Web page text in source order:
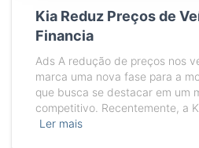
Kia Reduz Preços de
Financia
Ads A redução de preços nos
marca uma nova fase para a
que busca se destacar em um
competitivo. Recentemente, a
Ler mais